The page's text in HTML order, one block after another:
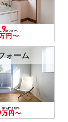
ォーム